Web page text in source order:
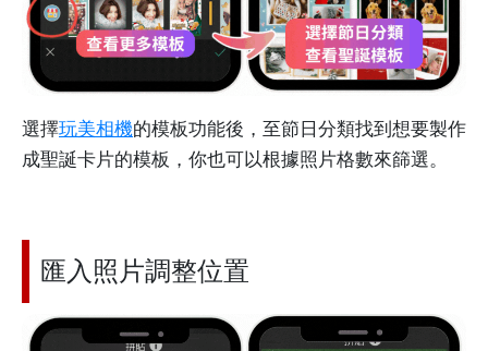
選擇玩美相機的模板功能後，至節日分類找到想要製作
成聖誕卡片的模板，你也可以根據照片格數來篩選。
匯入照片調整位置